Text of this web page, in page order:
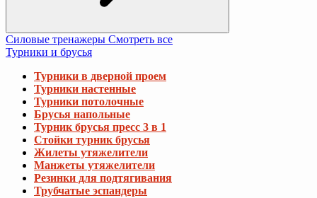
Силовые тренажеры Смотреть все
Турники и брусья
Турники в дверной проем
Турники настенные
Турники потолочные
Брусья напольные
Турник брусья пресс 3 в 1
Стойки турник брусья
Жилеты утяжелители
Манжеты утяжелители
Резинки для подтягивания
Трубчатые эспандеры